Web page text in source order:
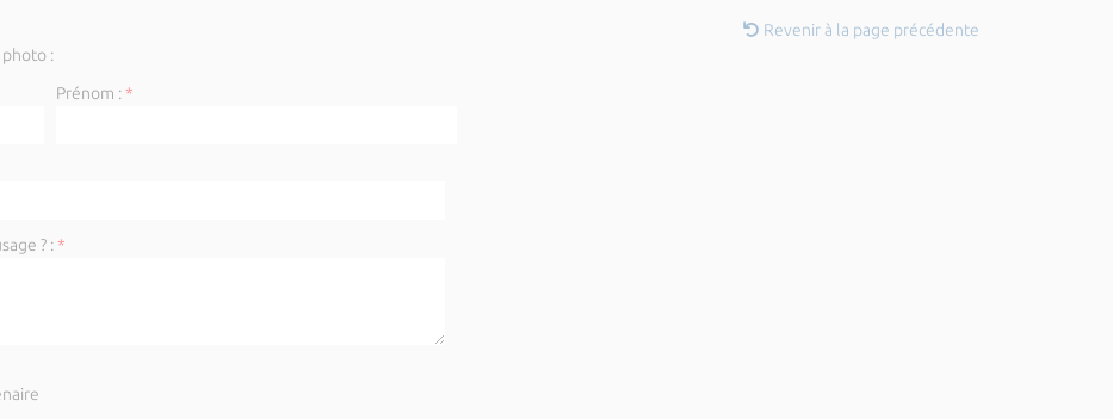
Revenir à la page précédente
:
Prénom :*
? :*